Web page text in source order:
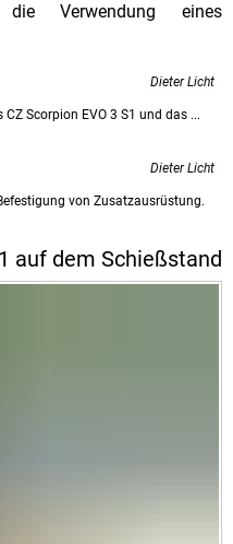
die Verwendung eines
Dieter Licht
Scorpion EVO 3 S1 und das ...
Dieter Licht
von Zusatzausrüstung.
auf dem Schießstand